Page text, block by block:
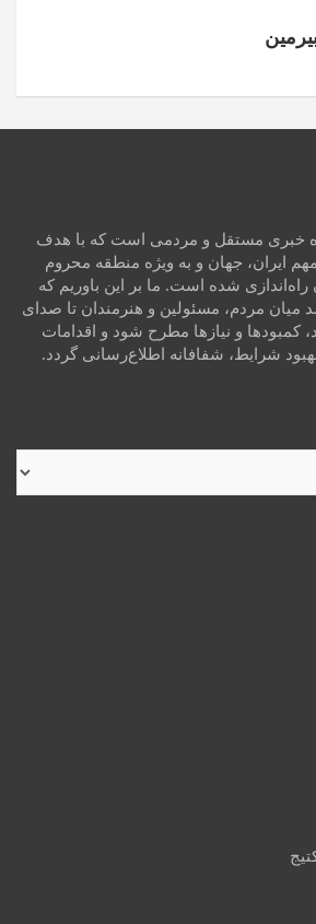
خبری مستقل و مردمی است که با هدف
ایران، جهان و به ویژه منطقه محروم
شده است. ما بر این باوریم که
میان مردم، مسئولین و هنرمندان تا صدای
کمبودها و نیازها مطرح شود و اقدامات
شرایط، شفافانه اطلاع‌رسانی گردد.